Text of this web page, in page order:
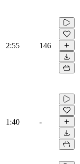
2:55 146
1:40 -